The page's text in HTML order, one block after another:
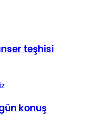
teşhisi
konuş